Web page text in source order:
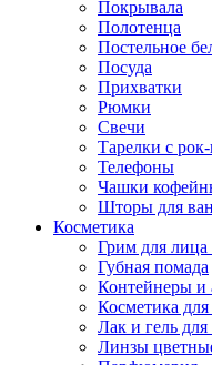
Покрывала
Полотенца
Постельное
Посуда
Прихватки
Рюмки
Свечи
Тарелки с
Телефоны
Чашки
Шторы для
Косметика
Грим для лица
Губная помада
Контейнеры и
Косметика для
Лак и гель для
Линзы